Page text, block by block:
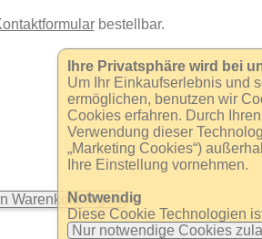
Ihre Privatsphäre wird bei
Um Ihr Einkaufserlebnis und
ermöglichen, benutzen wir
Cookies erfahren. Durch
Verwendung dieser
„Marketing Cookies“)
Ihre Einstellung vornehmen.
Notwendig
Diese Cookie Technologien
Nur notwendige Cookies
bestellbar.
Warenkorb legen